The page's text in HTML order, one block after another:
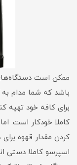
ممکن است
باشد که شما مدام به
برای کافه خود تهیه
کاملا خودکار است.
کردن مقدار قهوه
اسپرسو کاملا دستی